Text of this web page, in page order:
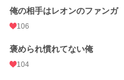
俺の相手はレオンのファンガ
106
褒められ慣れてない俺
104